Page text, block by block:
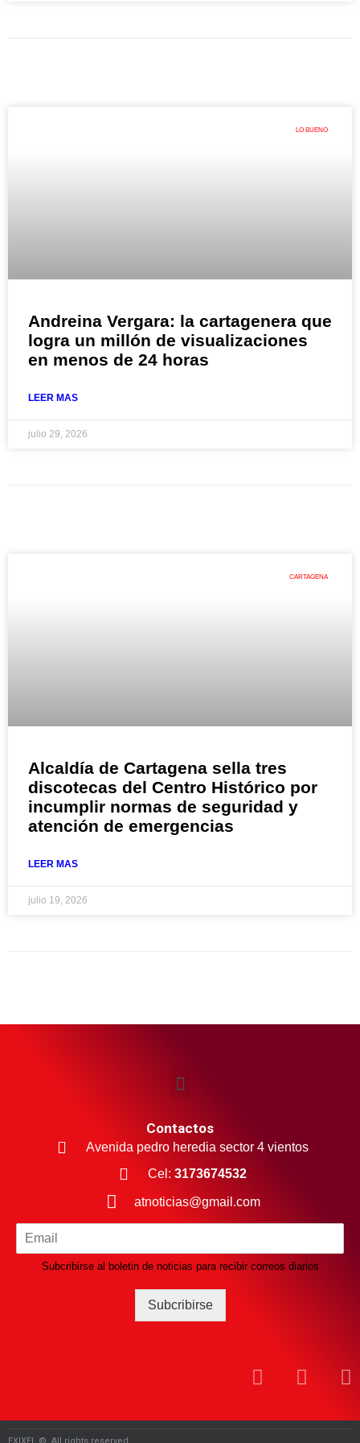
LO BUENO
Andreina Vergara: la cartagenera que
logra un millón de visualizaciones
en menos de 24 horas
LEER MAS
julio 29, 2026
CARTAGENA
Alcaldía de Cartagena sella tres
discotecas del Centro Histórico por
incumplir normas de seguridad y
atención de emergencias
LEER MAS
julio 19, 2026
Contactos
Avenida pedro heredia sector 4 vientos
Cel: 3173674532
atnoticias@gmail.com
Subcribirse al boletin de noticias para recibir correos diarios
Subcribirse